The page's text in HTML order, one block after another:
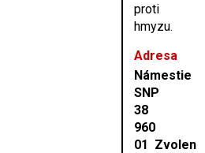
proti
hmyzu.
Adresa
Námestie
SNP
38
960
01 Zvolen